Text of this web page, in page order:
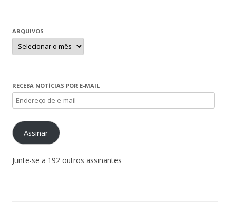
ARQUIVOS
Arquivos
RECEBA NOTÍCIAS POR E-MAIL
Endereço
de
e-
mailAssinar
Junte-se a 192 outros assinantes